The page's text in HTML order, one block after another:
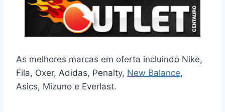
As melhores marcas em oferta incluindo Nike,
Fila, Oxer, Adidas, Penalty, New Balance,
Asics, Mizuno e Everlast.